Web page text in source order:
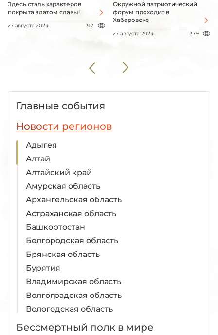
Здесь сталь характеров
покрыта златом славы!
27 августа 2024 312
Окружной патриотический
форум проходит в
Хабаровске
27 августа 2024 379
Главные события
Новости регионов
Адыгея
Алтай
Алтайский край
Амурская область
Архангельская область
Астраханская область
Башкортостан
Белгородская область
Брянская область
Бурятия
Владимирская область
Волгоградская область
Вологодская область
Воронежская область
Бессмертный полк в мире